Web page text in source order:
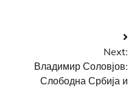
Next:
Владимир Соловјов:
Слободна Србија и